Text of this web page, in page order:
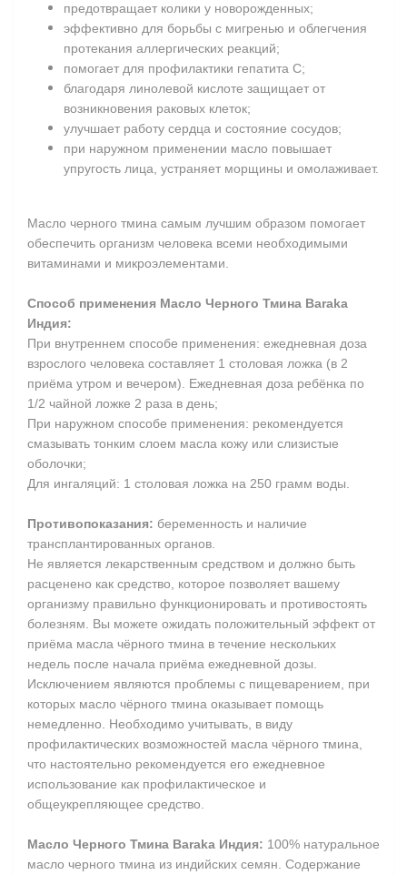
предотвращает колики у новорожденных;
эффективно для борьбы с мигренью и облегчения
протекания аллергических реакций;
помогает для профилактики гепатита С;
благодаря линолевой кислоте защищает от
возникновения раковых клеток;
улучшает работу сердца и состояние сосудов;
при наружном применении масло повышает
упругость лица, устраняет морщины и омолаживает.
Масло черного тмина самым лучшим образом помогает
обеспечить организм человека всеми необходимыми
витаминами и микроэлементами.
Способ применения Масло Черного Тмина Baraka
Индия:
При внутреннем способе применения: ежедневная доза
взрослого человека составляет 1 столовая ложка (в 2
приёма утром и вечером). Ежедневная доза ребёнка по
1/2 чайной ложке 2 раза в день;
При наружном способе применения: рекомендуется
смазывать тонким слоем масла кожу или слизистые
оболочки;
Для ингаляций: 1 столовая ложка на 250 грамм воды.
Противопоказания: беременность и наличие
трансплантированных органов.
Не является лекарственным средством и должно быть
расценено как средство, которое позволяет вашему
организму правильно функционировать и противостоять
болезням. Вы можете ожидать положительный эффект от
приёма масла чёрного тмина в течение нескольких
недель после начала приёма ежедневной дозы.
Исключением являются проблемы с пищеварением, при
которых масло чёрного тмина оказывает помощь
немедленно. Необходимо учитывать, в виду
профилактических возможностей масла чёрного тмина,
что настоятельно рекомендуется его ежедневное
использование как профилактическое и
общеукрепляющее средство.
Масло Черного Тмина Baraka Индия: 100% натуральное
масло черного тмина из индийских семян. Содержание